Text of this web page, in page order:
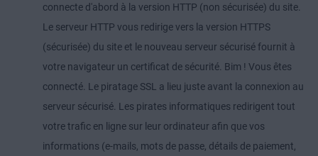
connecte d'abord à la version HTTP (non sécurisée) du site.
Le serveur HTTP vous redirige vers la version HTTPS
(sécurisée) du site et le nouveau serveur sécurisé fournit à
votre navigateur un certificat de sécurité. Bim ! Vous êtes
connecté. Le piratage SSL a lieu juste avant la connexion au
serveur sécurisé. Les pirates informatiques redirigent tout
votre trafic en ligne sur leur ordinateur afin que vos
informations (e-mails, mots de passe, détails de paiement,